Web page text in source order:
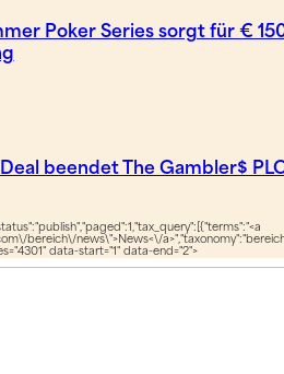
Poker Series sorgt für €
Deal beendet The Gambler$
bereich\/news\">News<\/
data-start="1" data-end="2">